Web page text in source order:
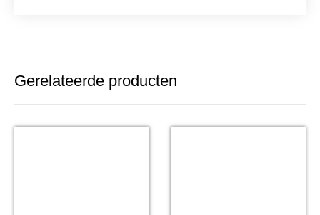
Gerelateerde producten